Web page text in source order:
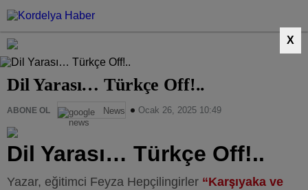
X
Dil Yarası… Türkçe Off!..
ABONE OL News Ocak 26, 2025 10:49
Dil Yarası… Türkçe Off!..
Yazar, eğitimci Feyza Hepçilingirler “Karşıyaka ve